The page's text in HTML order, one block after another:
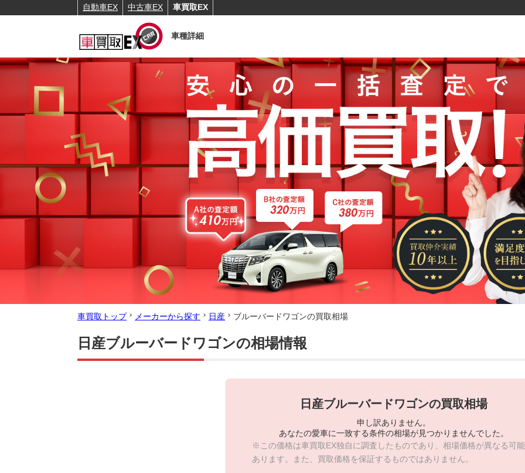
自動車EX 中古車EX 車買取EX
車種詳細
車買取トップ メーカーから探す 日産 ブルーバードワゴンの買取相場
日産ブルーバードワゴンの相場情報
日産ブルーバードワゴンの買取相場
申し訳ありません。
あなたの愛車に一致する条件の相場が見つかりませんでした。
※この価格は車買取EX独自に調査したものであり、相場価格が異なる可
あります。また、買取価格を保証するものではありません。